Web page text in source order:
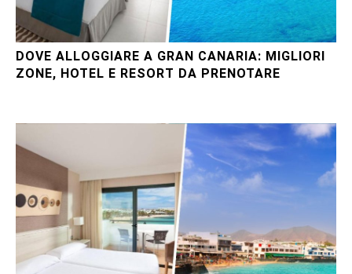
DOVE ALLOGGIARE A GRAN CANARIA: MIGLIORI
ZONE, HOTEL E RESORT DA PRENOTARE